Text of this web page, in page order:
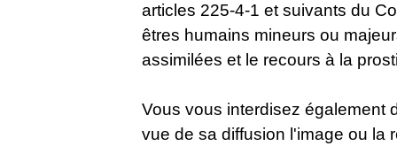
articles 225-4-1 et suivants du
êtres humains mineurs ou
assimilées et le recours à la
Vous vous interdisez également
vue de sa diffusion l'image ou la